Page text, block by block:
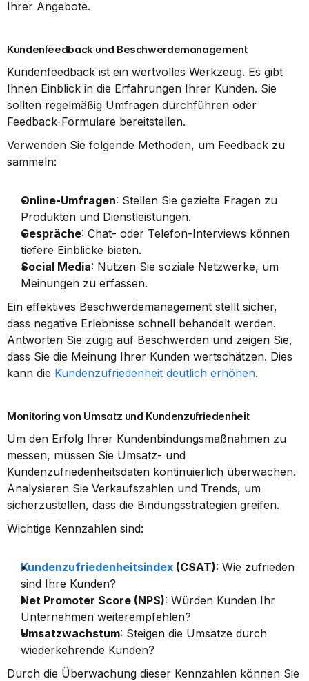
Ihrer Angebote.
Kundenfeedback und Beschwerdemanagement
Kundenfeedback ist ein wertvolles Werkzeug. Es gibt
Ihnen Einblick in die Erfahrungen Ihrer Kunden. Sie
sollten regelmäßig Umfragen durchführen oder
Feedback-Formulare bereitstellen.
Verwenden Sie folgende Methoden, um Feedback zu
sammeln:
Online-Umfragen: Stellen Sie gezielte Fragen zu
Produkten und Dienstleistungen.
Gespräche: Chat- oder Telefon-Interviews können
tiefere Einblicke bieten.
Social Media: Nutzen Sie soziale Netzwerke, um
Meinungen zu erfassen.
Ein effektives Beschwerdemanagement stellt sicher,
dass negative Erlebnisse schnell behandelt werden.
Antworten Sie zügig auf Beschwerden und zeigen Sie,
dass Sie die Meinung Ihrer Kunden wertschätzen. Dies
kann die Kundenzufriedenheit deutlich erhöhen.
Monitoring von Umsatz und Kundenzufriedenheit
Um den Erfolg Ihrer Kundenbindungsmaßnahmen zu
messen, müssen Sie Umsatz- und
Kundenzufriedenheitsdaten kontinuierlich überwachen.
Analysieren Sie Verkaufszahlen und Trends, um
sicherzustellen, dass die Bindungsstrategien greifen.
Wichtige Kennzahlen sind:
Kundenzufriedenheitsindex (CSAT): Wie zufrieden
sind Ihre Kunden?
Net Promoter Score (NPS): Würden Kunden Ihr
Unternehmen weiterempfehlen?
Umsatzwachstum: Steigen die Umsätze durch
wiederkehrende Kunden?
Durch die Überwachung dieser Kennzahlen können Sie